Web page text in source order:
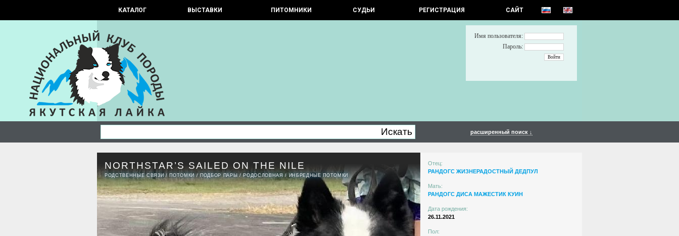
КАТАЛОГ ВЫСТАВКИ ПИТОМНИКИ СУДЬИ РЕГИСТРАЦИЯ САЙТ
Имя пользователя:
Пароль:
расширенный поиск ↓
NORTHSTAR’S SAILED ON THE NILE
РОДСТВЕННЫЕ СВЯЗИ/ ПОТОМКИ/ ПОДБОР ПАРЫ/РОДОСЛОВНАЯ / ИНБРЕДНЫЕ ПОТОМКИ
Отец:
РАНДОГС ЖИЗНЕРАДОСТНЫЙ ДЕДПУЛ
Мать:
РАНДОГС ДИСА МАЖЕСТИК КУИН
Дата рождения:
26.11.2021
Пол: